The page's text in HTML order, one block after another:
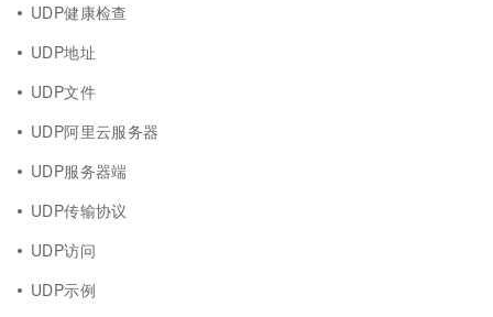
UDP健康检查
UDP地址
UDP文件
UDP阿里云服务器
UDP服务器端
UDP传输协议
UDP访问
UDP示例